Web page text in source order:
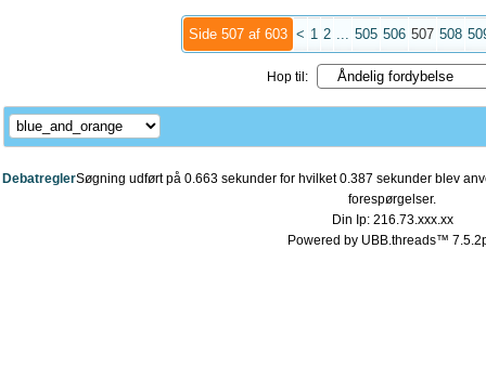
Side 507 af 603 < 1 2 ... 505 506 507 508
Hop til:
DebatreglerSøgning udført på 0.663 sekunder for hvilket 0.387 sekunder blev
forespørgelser.
Din Ip: 216.73.xxx.xx
Powered by UBB.threads™